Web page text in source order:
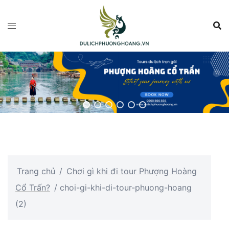
đến
dung
Trang chủ / Chơi gì khi đi tour Phượng Hoàng
Cổ Trấn? / choi-gi-khi-di-tour-phuong-hoang
(2)